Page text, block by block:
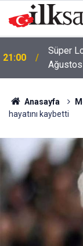
21:00
Süper
Ağustos
Anasayfa
hayatını kaybetti